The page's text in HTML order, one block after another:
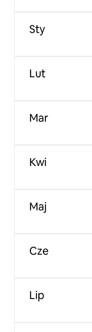
Sty
Lut
Mar
Kwi
Maj
Cze
Lip